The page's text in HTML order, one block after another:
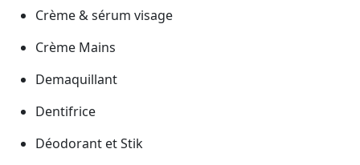
Crème & sérum visage
Crème Mains
Demaquillant
Dentifrice
Déodorant et Stik